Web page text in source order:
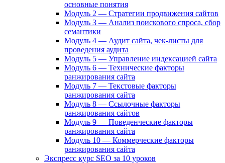
основные понятия
Модуль 2 — Стратегии продвижения сайтов
Модуль 3 — Анализ поискового спроса, сбор
семантики
Модуль 4 — Аудит сайта, чек-листы для
проведения аудита
Модуль 5 — Управление индексацией сайта
Модуль 6 — Технические факторы
ранжирования сайта
Модуль 7 — Текстовые факторы
ранжирования сайта
Модуль 8 — Ссылочные факторы
ранжирования сайтов
Модуль 9 — Поведенческие факторы
ранжирования сайта
Модуль 10 — Коммерческие факторы
ранжирования сайта
Экспресс курс SEO за 10 уроков